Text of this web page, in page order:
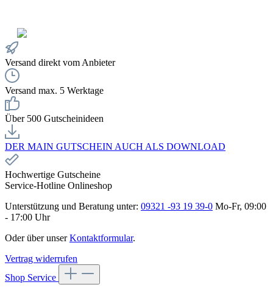
Versand direkt vom Anbieter
Versand max. 5 Werktage
Über 500 Gutscheinideen
DER MAIN GUTSCHEIN AUCH ALS DOWNLOAD
Hochwertige Gutscheine
Service-Hotline Onlineshop
Unterstützung und Beratung unter: 09321 -93 19 39-0 Mo-Fr, 09:00
- 17:00 Uhr
Oder über unserKontaktformular.
Vertrag widerrufen
Shop Service